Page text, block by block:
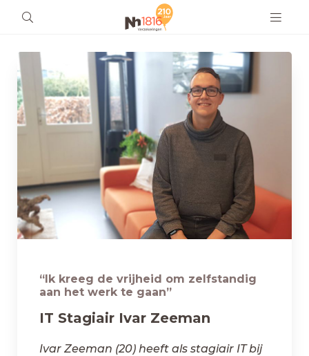
“Ik kreeg de vrijheid om zelfstandig
aan het werk te gaan”
IT Stagiair Ivar Zeeman
Ivar Zeeman (20) heeft als stagiair IT bij